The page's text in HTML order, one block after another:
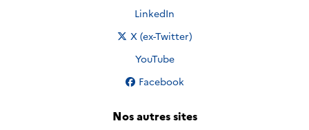
Nous suivre sur
LinkedIn
Nous suivre sur
X (ex-Twitter)
Nous suivre sur
YouTube
Nous suivre sur
Facebook
Nos autres sites